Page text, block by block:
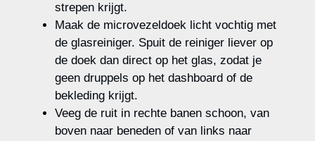
strepen krijgt.
Maak de microvezeldoek licht vochtig met
de glasreiniger. Spuit de reiniger liever op
de doek dan direct op het glas, zodat je
geen druppels op het dashboard of de
bekleding krijgt.
Veeg de ruit in rechte banen schoon, van
boven naar beneden of van links naar